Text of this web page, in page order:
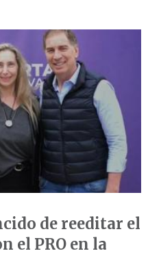
de reeditar el
el PRO en la